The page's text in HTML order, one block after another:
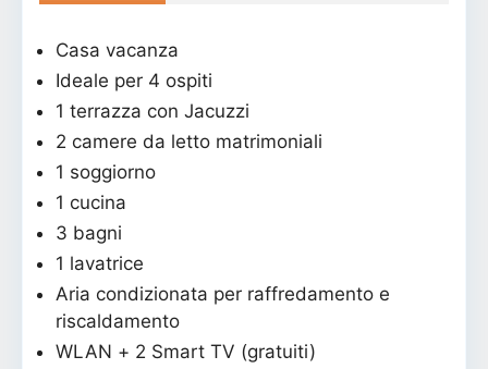
Casa vacanza
Ideale per 4 ospiti
1 terrazza con Jacuzzi
2 camere da letto matrimoniali
1 soggiorno
1 cucina
3 bagni
1 lavatrice
Aria condizionata per raffredamento e
riscaldamento
WLAN + 2 Smart TV (gratuiti)